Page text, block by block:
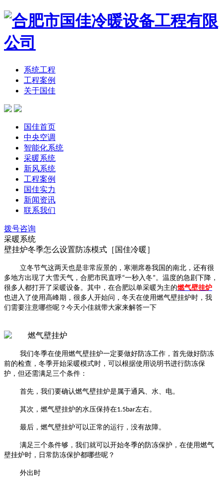
系统工程
工程案例
关于国佳
国佳首页
中央空调
智能化系统
采暖系统
新风系统
工程案例
国佳实力
新闻资讯
联系我们
拨号咨询
采暖系统
壁挂炉冬季怎么设置防冻模式［国佳冷暖］
立冬节气这两天也是非常应景的， 寒潮席卷我国的南北，还有很
多地方出现了大雪天气，合肥市民直呼“一秒入冬”。温度的急剧下降，
很多人都打开了采暖设备。其中，在合肥以单采暖为主的燃气壁挂炉
也进入了使用高峰期，很多人开始问，冬天在使用燃气壁挂炉时，我
们需要注意哪些呢？今天小佳就带大家来解答一下
我们冬季在使用燃气壁挂炉一定要做好防冻工作，首先做好防冻
前的检查，冬季开始采暖模式时，可以根据使用说明书进行防冻保
护，但还需满足三个条件：
首先，我们要确认燃气壁挂炉是属于通风、水、电。
其次，燃气壁挂炉的水压保持在1.5bar左右。
最后，燃气壁挂炉可以正常的运行，没有故障。
满足三个条件够，我们就可以开始冬季的防冻保护，在使用燃气
壁挂炉时，日常防冻保护都哪些呢？
外出时